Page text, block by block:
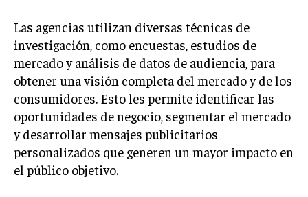
GESTIÓN DEL RIESGO EMPRESARIAL
NEGOCIACIÓN Y RESOLUCIÓN DE CONFLICTOS
DERECHO EMPRESARIAL Y REGULACIONES
ÉXITO EMPRESARIAL Y CASOS DE ESTUDIO
GOBIERNO CORPORATIVO
NEGOCIOS
Las agencias utilizan diversas técnicas de
investigación, como encuestas, estudios de
mercado y análisis de datos de audiencia, para
obtener una visión completa del mercado y de los
consumidores. Esto les permite identificar las
oportunidades de negocio, segmentar el mercado
y desarrollar mensajes publicitarios
personalizados que generen un mayor impacto en
el público objetivo.